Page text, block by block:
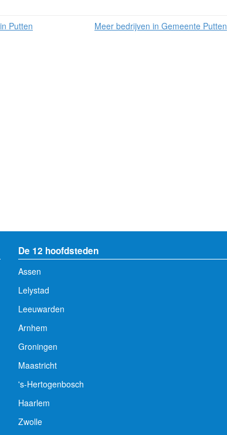
Putten Meer bedrijven in Gemeente Putten
De 12 hoofdsteden
Assen
Lelystad
Leeuwarden
Arnhem
Groningen
Maastricht
's-Hertogenbosch
Haarlem
Zwolle